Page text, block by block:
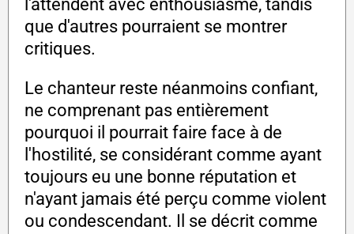
l'attendent avec enthousiasme, tandis
que d'autres pourraient se montrer
critiques.
Le chanteur reste néanmoins confiant,
ne comprenant pas entièrement
pourquoi il pourrait faire face à de
l'hostilité, se considérant comme ayant
toujours eu une bonne réputation et
n'ayant jamais été perçu comme violent
ou condescendant. Il se décrit comme